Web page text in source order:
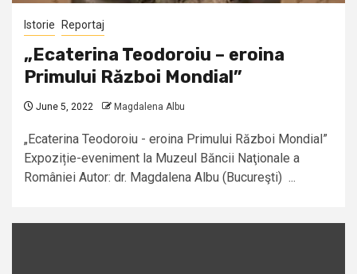
Istorie Reportaj
„Ecaterina Teodoroiu – eroina
Primului Război Mondial”
June 5, 2022 Magdalena Albu
„Ecaterina Teodoroiu - eroina Primului Război Mondial”
Expoziție-eveniment la Muzeul Băncii Naţionale a
României Autor: dr. Magdalena Albu (Bucureşti) ...